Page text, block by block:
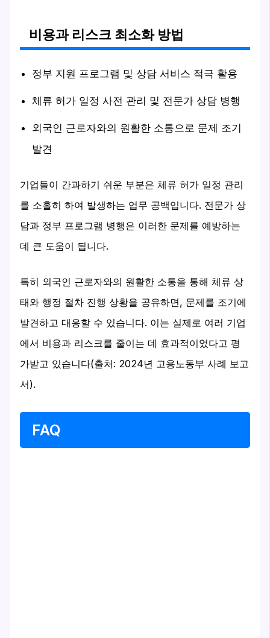
비용과 리스크 최소화 방법
정부 지원 프로그램 및 상담 서비스 적극 활용
체류 허가 일정 사전 관리 및 전문가 상담 병행
외국인 근로자와의 원활한 소통으로 문제 조기
발견
기업들이 간과하기 쉬운 부분은 체류 허가 일정 관리
를 소홀히 하여 발생하는 업무 공백입니다. 전문가 상
담과 정부 프로그램 병행은 이러한 문제를 예방하는
데 큰 도움이 됩니다.
특히 외국인 근로자와의 원활한 소통을 통해 체류 상
태와 행정 절차 진행 상황을 공유하면, 문제를 조기에
발견하고 대응할 수 있습니다. 이는 실제로 여러 기업
에서 비용과 리스크를 줄이는 데 효과적이었다고 평
가받고 있습니다(출처: 2024년 고용노동부 사례 보고
서).
FAQ